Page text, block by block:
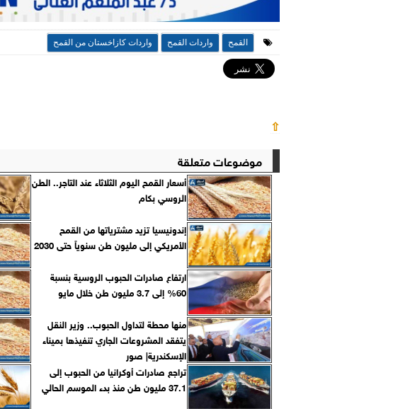
القمح واردات القمح واردات كازاخستان من القمح
⇧
موضوعات متعلقة
أسعار القمح اليوم الثلاثاء عند التاجر.. الطن
الروسي بكام
إندونيسيا تزيد مشترياتها من القمح
الأمريكي إلى مليون طن سنوياً حتى 2030
ارتفاع صادرات الحبوب الروسية بنسبة
60% إلى 3.7 مليون طن خلال مايو
منها محطة لتداول الحبوب.. وزير النقل
يتفقد المشروعات الجاري تنفيذها بميناء
الإسكندرية| صور
تراجع صادرات أوكرانيا من الحبوب إلى
37.1 مليون طن منذ بدء الموسم الحالي